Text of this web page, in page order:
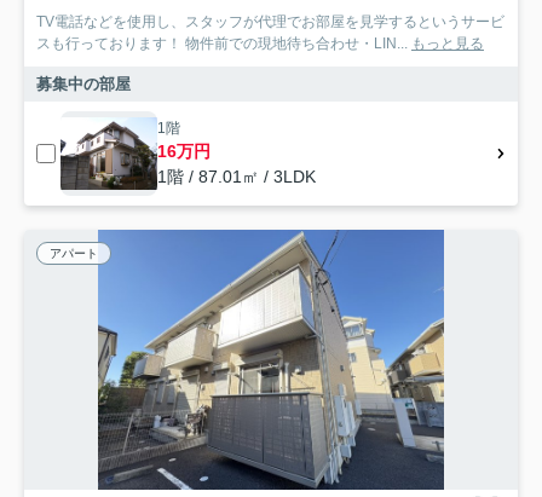
TV電話などを使用し、スタッフが代理でお部屋を見学するというサービ
スも行っております！ 物件前での現地待ち合わせ・LIN... もっと見る
募集中の部屋
1階
16万円
1階 / 87.01㎡ / 3LDK
アパート